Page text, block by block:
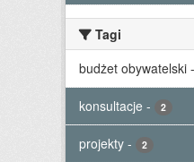
Tagi
budżet obywatelski -
konsultacje - 2
projekty - 2